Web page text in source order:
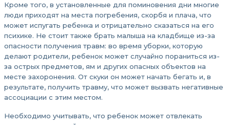
Кроме того, в установленные для поминовения дни многие
люди приходят на места погребения, скорбя и плача, что
может испугать ребенка и отрицательно сказаться на его
психике. Не стоит также брать малыша на кладбище из-за
опасности получения травм: во время уборки, которую
делают родители, ребенок может случайно пораниться из-
за острых предметов, ям и других опасных объектов на
месте захоронения. От скуки он может начать бегать и, в
результате, получить травму, что может вызвать негативные
ассоциации с этим местом.
Необходимо учитывать, что ребенок может отвлекать